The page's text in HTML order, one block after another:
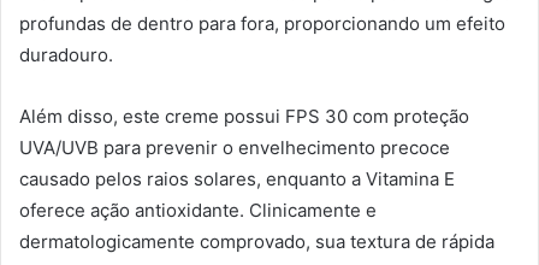
profundas de dentro para fora, proporcionando um efeito
duradouro.
Além disso, este creme possui FPS 30 com proteção
UVA/UVB para prevenir o envelhecimento precoce
causado pelos raios solares, enquanto a Vitamina E
oferece ação antioxidante. Clinicamente e
dermatologicamente comprovado, sua textura de rápida